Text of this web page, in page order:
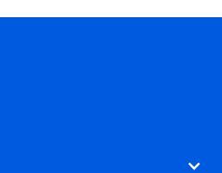
strojních a elektro